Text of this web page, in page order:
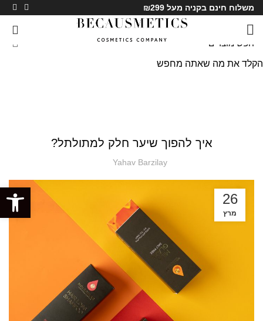
משלוח חינם בקניה מעל ₪299
איך להפוך שיער חלק למתולתל?
Yahav Barzilay
26
מרץ
הקלד את מה שאתה מחפש
פתח